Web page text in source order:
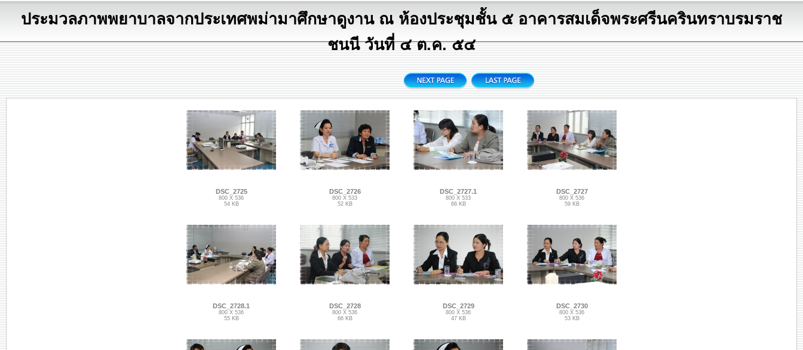
ประมวลภาพพยาบาลจากประเทศพม่ามาศึกษาดูงาน ณ ห้องประชุมชั้น ๕ อาคารสมเด็จพระศรีนครินทราบรมราช
ชนนี วันที่ ๔ ต.ค. ๕๔
DSC_2725
800 X 536
54 KB
DSC_2726
800 X 533
52 KB
DSC_2727.1
800 X 533
66 KB
DSC_2727
800 X 536
59 KB
DSC_2728.1
800 X 536
55 KB
DSC_2728
800 X 536
66 KB
DSC_2729
800 X 536
47 KB
DSC_2730
800 X 536
53 KB